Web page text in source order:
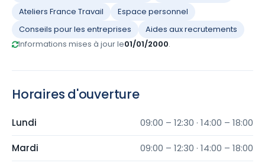
Ateliers France Travail
Espace personnel
Conseils pour les entreprises
Aides aux recrutements
Informations mises à jour le01/01/2000.
Horaires d'ouverture
Lundi 09:00 – 12:30 · 14:00 – 18:00
Mardi 09:00 – 12:30 · 14:00 – 18:00